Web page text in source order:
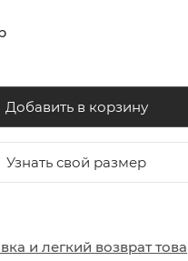
Добавить в корзину
Узнать свой размер
илегкий возврат